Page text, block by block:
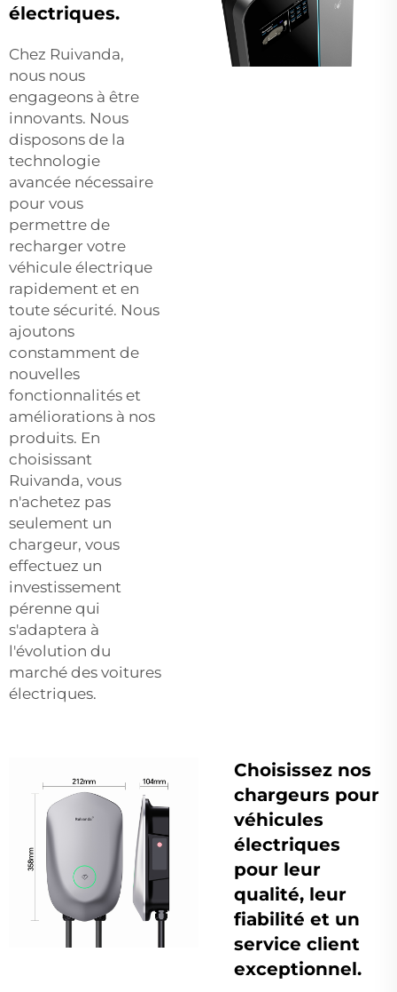
électriques.
Chez Ruivanda,
nous nous
engageons à être
innovants. Nous
disposons de la
technologie
avancée nécessaire
pour vous
permettre de
recharger votre
véhicule électrique
rapidement et en
toute sécurité. Nous
ajoutons
constamment de
nouvelles
fonctionnalités et
améliorations à nos
produits. En
choisissant
Ruivanda, vous
n'achetez pas
seulement un
chargeur, vous
effectuez un
investissement
pérenne qui
s'adaptera à
l'évolution du
marché des voitures
électriques.
Choisissez nos
chargeurs pour
véhicules
électriques
pour leur
qualité, leur
fiabilité et un
service client
exceptionnel.